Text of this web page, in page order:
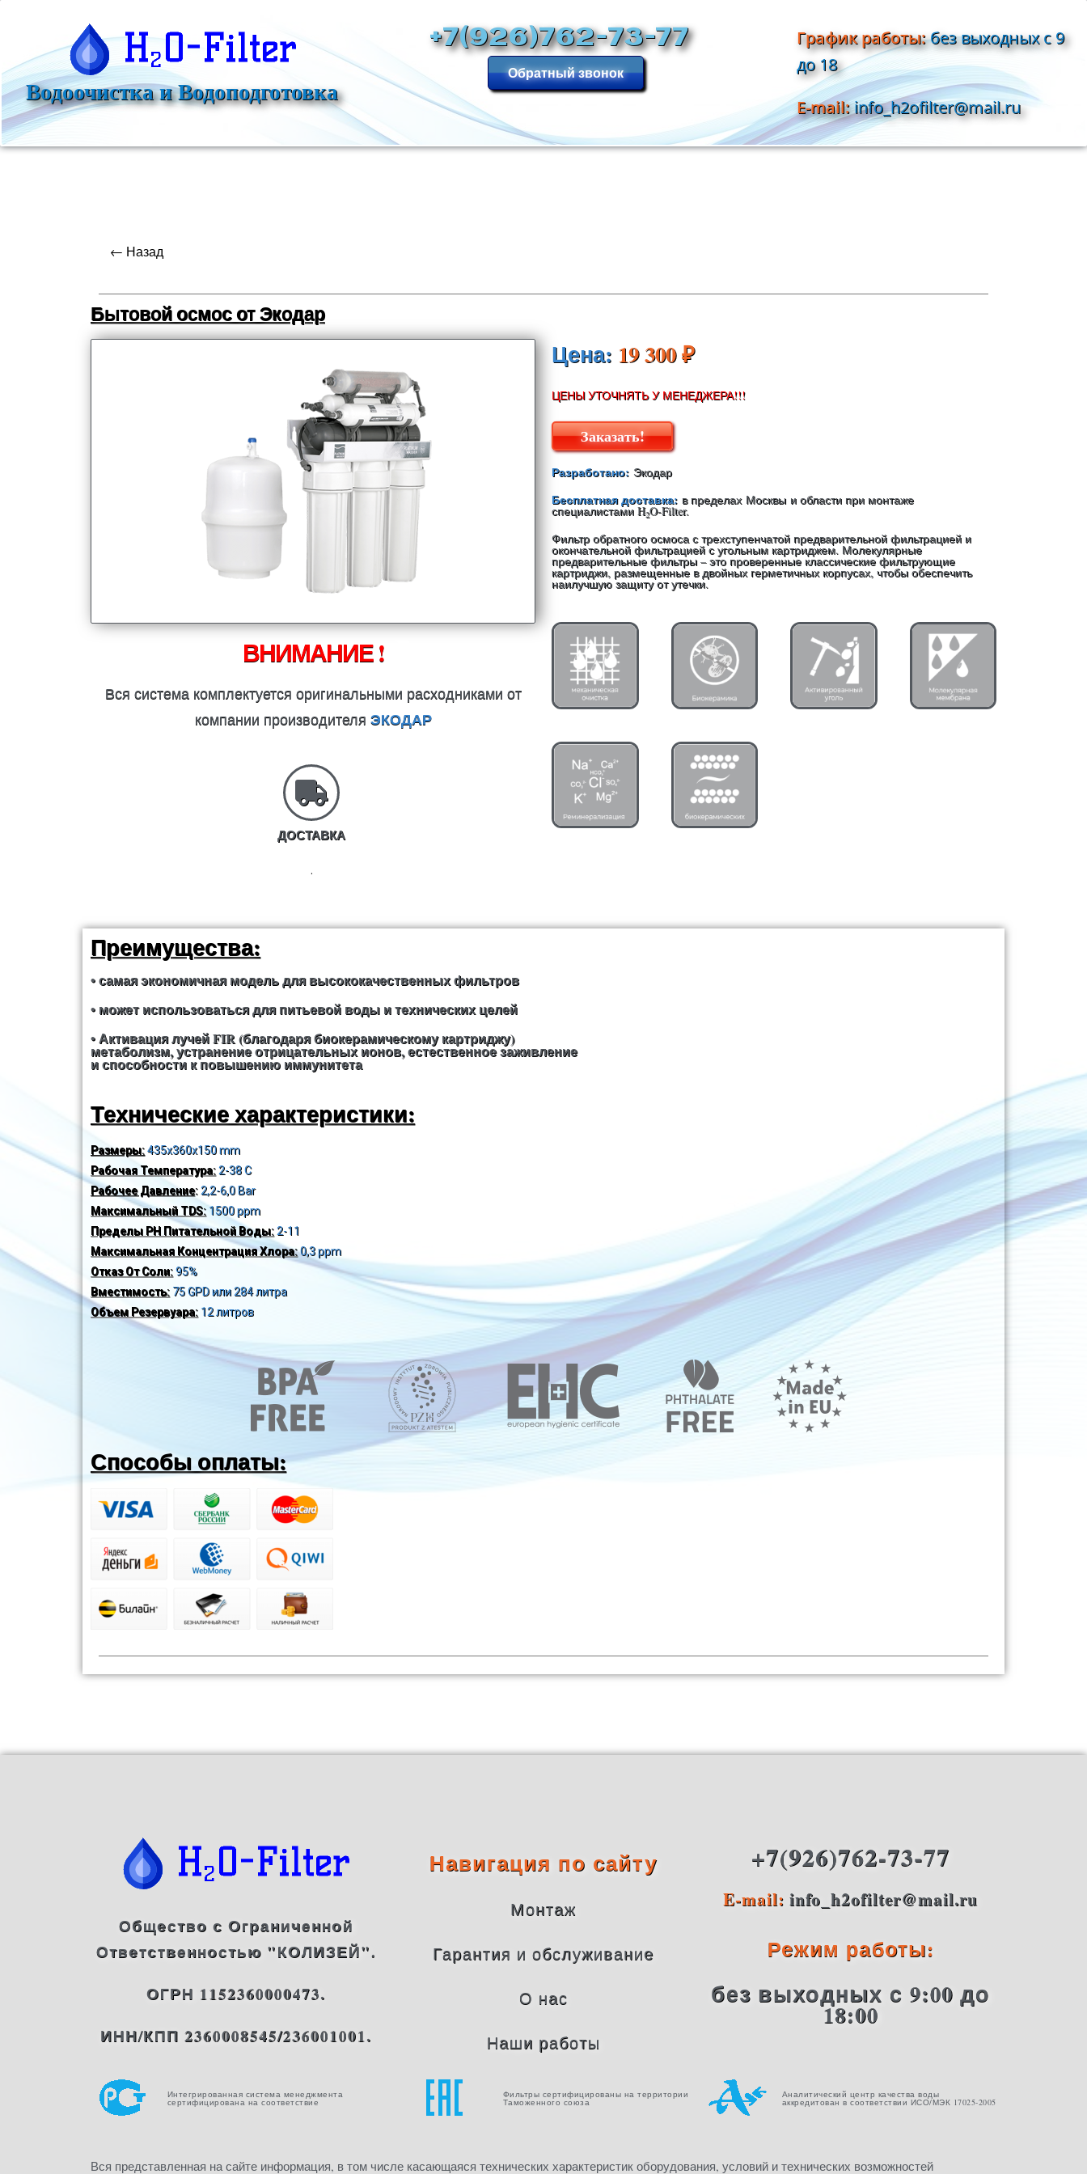
Водоочистка и Водоподготовка
+7(926)762-73-77
Обратный звонок
График работы:без выходных с 9
до 18
E-mail:info_h2ofilter@mail.ru
← Назад
Бытовой осмос от Экодар
ВНИМАНИЕ !
Вся система комплектуется оригинальными расходниками от
компании производителя ЭКОДАР
ДОСТАВКА
Цена: 19 300 ₽
ЦЕНЫ УТОЧНЯТЬ У МЕНЕДЖЕРА!!!
Заказать!
Разработано: Экодар
Бесплатная доставка: в пределах Москвы и области при монтаже
специалистами H2O-Filter.
Фильтр обратного осмоса с трехступенчатой предварительной фильтрацией и
окончательной фильтрацией с угольным картриджем. Молекулярные
предварительные фильтры – это проверенные классические фильтрующие
картриджи, размещенные в двойных герметичных корпусах, чтобы обеспечить
наилучшую защиту от утечки.
Преимущества:
• самая экономичная модель для высококачественных фильтров
• может использоваться для питьевой воды и технических целей
• Активация лучей FIR (благодаря биокерамическому картриджу)
метаболизм, устранение отрицательных ионов, естественное заживление
и способности к повышению иммунитета
Технические характеристики:
Размеры:435x360x150 mm
Рабочая Температура: 2-38 C
Рабочее Давление: 2,2-6,0 Bar
Максимальный TDS: 1500 ppm
Пределы PH Питательной Воды: 2-11
Максимальная Концентрация Хлора:0,3 ppm
Отказ От Соли:95%
Вместимость: 75 GPD или 284 литра
Объем Резервуара: 12 литров
Способы оплаты:
Общество с Ограниченной
Ответственностью "КОЛИЗЕЙ".
ОГРН 1152360000473.
ИНН/КПП 2360008545/236001001.
Навигация по сайту
Монтаж
Гарантия и обслуживание
О нас
Наши работы
+7(926)762-73-77
E-mail: info_h2ofilter@mail.ru
Режим работы:
без выходных с 9:00 до
18:00
Вся представленная на сайте информация, в том числе касающаяся технических характеристик оборудования, условий и технических возможностей
Интегрированная система менеджмента
сертифицирована на соответствие
Фильтры сертифицированы на территории
Таможенного союза
Аналитический центр качества воды
аккредитован в соответствии ИСО/МЭК 17025-2005